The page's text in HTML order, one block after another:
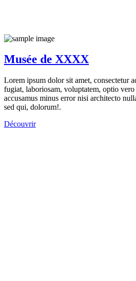
Musée de XXXX
Lorem ipsum dolor sit amet, consectetur
fugiat, laboriosam, voluptatem, optio
accusamus minus error nisi architecto
sed qui, dolorum!.
Découvrir